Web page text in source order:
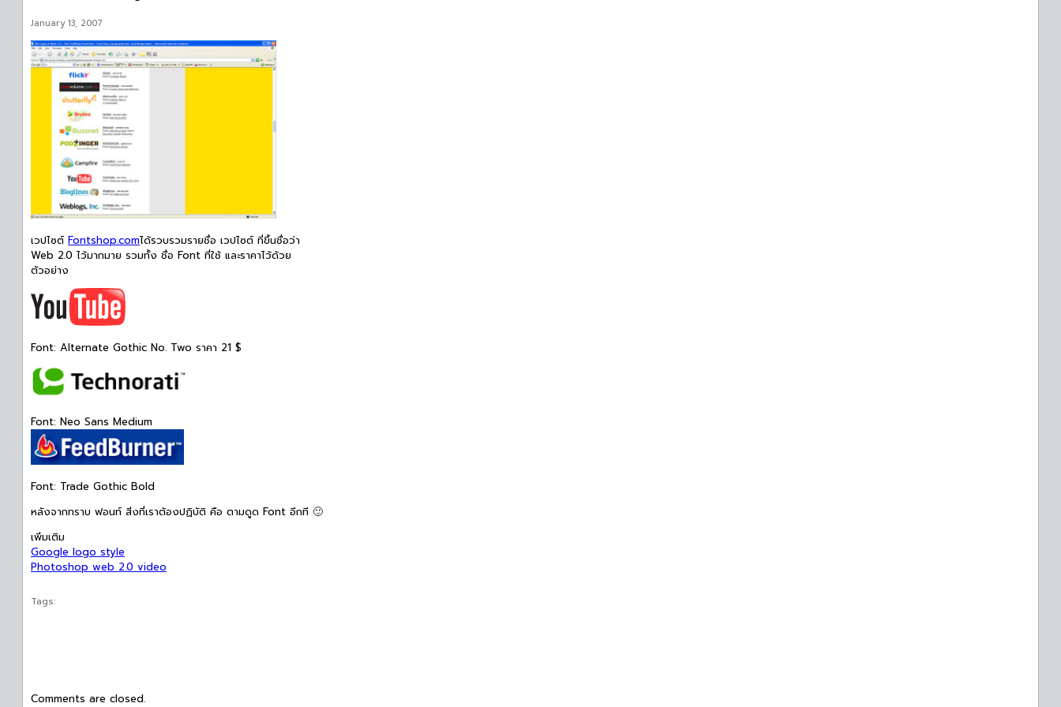
January 13, 2007
เวปไซต์ Fontshop.comได้รวบรวมรายชื่อ เวปไซต์ ที่ขึ้นชื่อว่า
Web 2.0 ไว้มากมาย รวมทั้ง ชื่อ Font ที่ใช้ และราคาไว้ด้วย
ตัวอย่าง
Font: Alternate Gothic No. Two ราคา 21 $
Font: Neo Sans Medium
Font: Trade Gothic Bold
หลังจากทราบ ฟอนท์ สิ่งที่เราต้องปฏิบัติ คือ ตามดูด Font อีกที 🙂
เพิ่มเติม
Google logo style
Photoshop web 2.0 video
Tags:
Comments are closed.